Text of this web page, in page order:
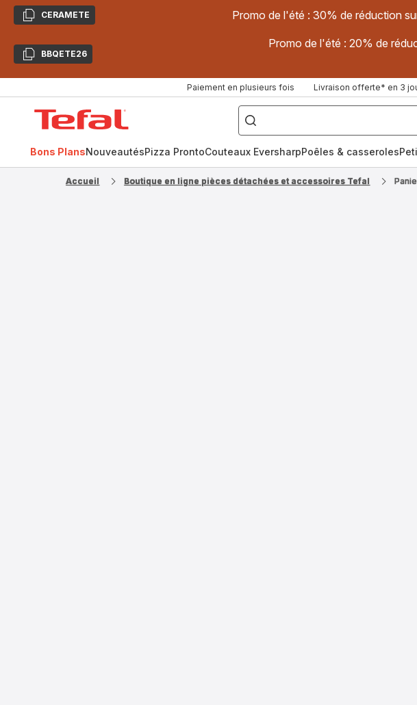
CopierCERAMETE Promo de l'été : 30% de réduction
CopierBBQETE26
Promo de l'été : 20% de
Paiement en plusieurs fois Livraison offerte* en 3
["Poêles
inox,
Cake
Factory,
Bons PlansNouveautésPizza ProntoCouteaux EversharpPoêles & casseroles
Accueil Boutique en ligne pièces détachées et accessoires Tefal